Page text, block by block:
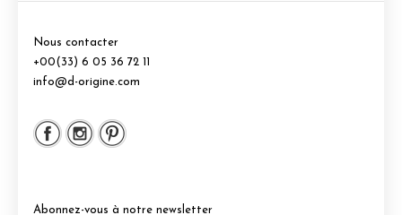
Nous contacter
+00(33) 6 05 36 72 11
info@d-origine.com
Abonnez-vous à notre newsletter